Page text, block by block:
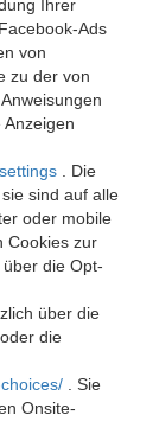
Ihrer
Ads
von
zu der von
. Die
sind auf alle
oder mobile
Cookies zur
die Opt-
über die
oder die
. Sie
Onsite-